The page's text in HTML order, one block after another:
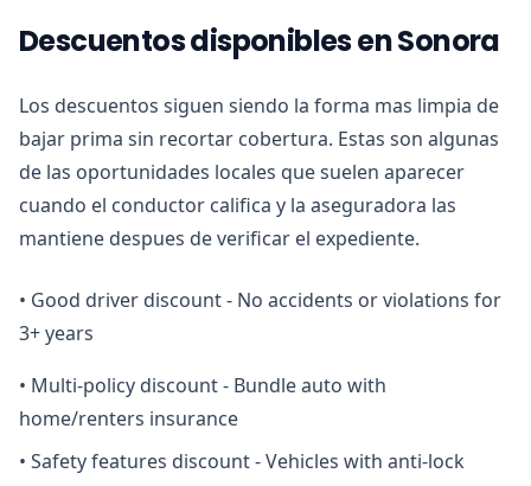
Descuentos disponibles en Sonora
Los descuentos siguen siendo la forma mas limpia de
bajar prima sin recortar cobertura. Estas son algunas
de las oportunidades locales que suelen aparecer
cuando el conductor califica y la aseguradora las
mantiene despues de verificar el expediente.
• Good driver discount - No accidents or violations for
3+ years
• Multi-policy discount - Bundle auto with
home/renters insurance
• Safety features discount - Vehicles with anti-lock